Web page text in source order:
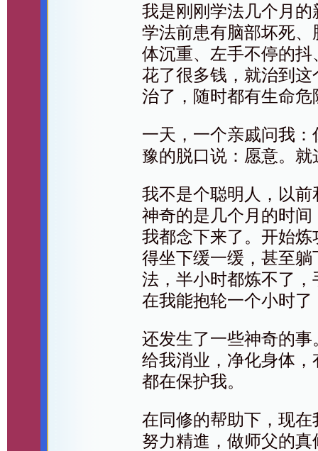
我是刚刚学法几个月
学法前患有脑部坏死
体沉重、左手不停的
花了很多钱，就治到
治了，随时都有生命
一天，一个亲戚问我
豫的脱口说：愿意。
我不是个聪明人，以前
神奇的是几个月的时
我都念下来了。开始
得坐下缓一缓，甚至
法，半小时都炼不了
在我能抱轮一个小时
还发生了一些神奇的
给我消业，净化身体
都在保护我。
在同修的帮助下，现
努力精進，做师父的